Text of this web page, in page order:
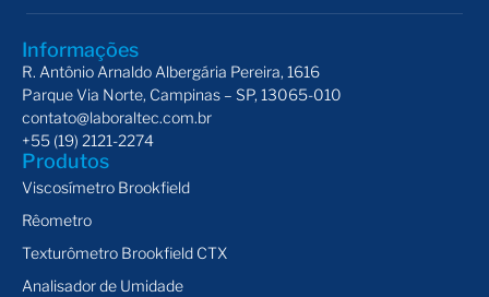
Informações
R. Antônio Arnaldo Albergária Pereira, 1616
Parque Via Norte, Campinas – SP, 13065-010
contato@laboraltec.com.br
+55 (19) 2121-2274
Produtos
Viscosímetro Brookfield
Rêometro
Texturômetro Brookfield CTX
Analisador de Umidade